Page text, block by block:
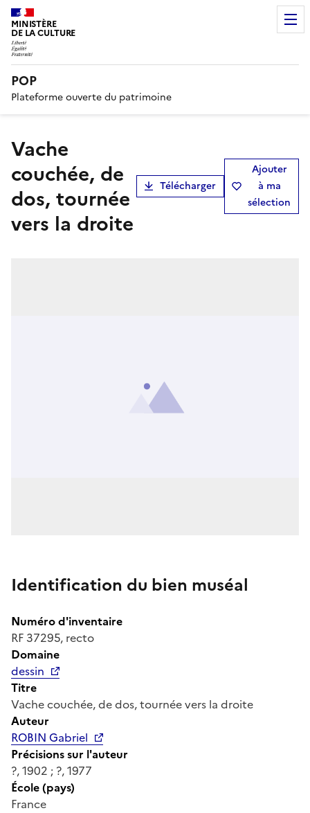
MINISTÈRE
DE LA CULTURE
POP
Plateforme ouverte du patrimoine
Vache
couchée, de
dos, tournée
vers la droite
Télécharger
Ajouter
à ma
sélection
Identification du bien muséal
Numéro d'inventaire
RF 37295, recto
Domaine
dessin
Titre
Vache couchée, de dos, tournée vers la droite
Auteur
ROBIN Gabriel
Précisions sur l'auteur
?, 1902 ; ?, 1977
École (pays)
France